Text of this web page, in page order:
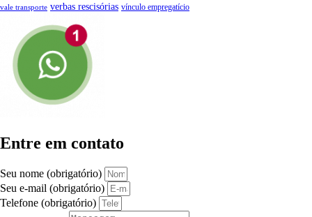
vale transporte verbas rescisórias vínculo empregatício
Entre em contato
Seu nome (obrigatório)
Seu e-mail (obrigatório)
Telefone (obrigatório)